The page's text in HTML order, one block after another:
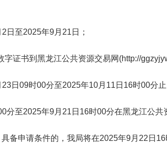
2 日至2025年9月 21 日；
字证书到黑龙江公共资源交易网 (http://
23日 09时00分至2025年10月 11 日 16时00分止
分至2025年9月 21 日 16时00分在黑龙江公共
备申请条件的，我局将在2025年9月 22 日 16